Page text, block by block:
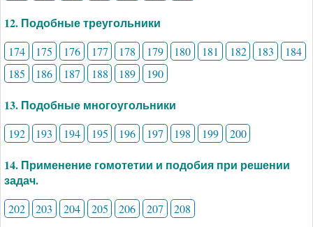
12. Подобные треугольники
174 175 176 177 178 179 180 181 182 183
184
185
186 187 188 189 190
13. Подобные многоугольники
192 193 194 195 196 197 198 199 200
14. Применение гомотетии и подобия при решении
задач.
202 203 204 205 206 207 208